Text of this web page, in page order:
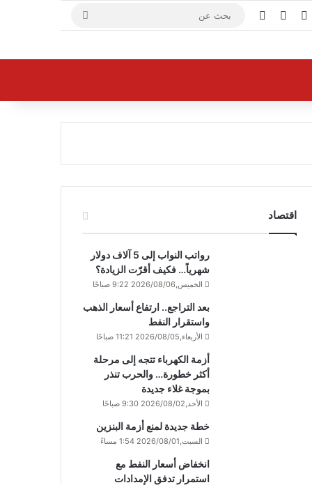
فيسبوك يوتيوب
اقتصاد
رواتب النواب إلى 5 آلاف دولار
شهرياً… فكيف أقرّت الزيادة؟
الخميس,2026/08/06 9:22 صباحًا
بعد التراجع.. ارتفاع أسعار الذهب
واستقرار النفط
الأربعاء,2026/08/05 11:21 صباحًا
أزمة الكهرباء تتجه إلى مرحلة
أكثر خطورة… والحرب تنذر
بموجة غلاء جديدة
الأحد,2026/08/02 9:30 صباحًا
خطة جديدة لمنع أزمة البنزين
السبت,2026/08/01 1:54 مساءً
انخفاض أسعار النفط مع
استمرار تدفق الإمدادات